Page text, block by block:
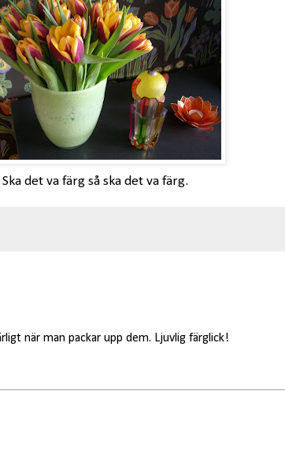
Ska det va färg så ska det va färg.
när man packar upp dem. Ljuvlig färglick!